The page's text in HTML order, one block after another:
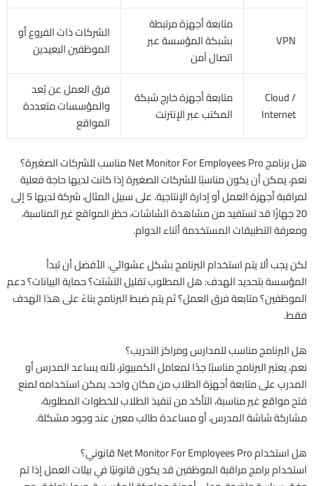
VPN
متابعة أجهزة مرتبطة
بشبكة المؤسسة عبر
اتصال آمن
الشركات ذات الفروع أو
الموظفين البعيدين
Cloud /
Internet
متابعة أجهزة خارج شبكة
المكتب عبر الإنترنت
فرق العمل عن بُعد
والمؤسسات متعددة
المواقع
هل برنامج Net Monitor For Employees Pro مناسب للشركات الصغيرة؟
نعم، يمكن أن يكون مناسبًا للشركات الصغيرة إذا كانت لديها حاجة فعلية
لمراقبة أجهزة العمل أو إدارة الإنتاجية. على سبيل المثال، شركة لديها 5 إلى
20 جهازًا قد تستفيد من مشاهدة الشاشات، حظر المواقع غير المناسبة،
ومعرفة التطبيقات المستخدمة أثناء الدوام.
لكن يجب ألا يتم استخدام البرنامج بشكل عشوائي. الأفضل أن تبدأ
المؤسسة بتحديد الهدف: هل المطلوب تقليل التشتت؟ حماية البيانات؟ دعم
الموظفين؟ متابعة فرق العمل؟ ثم يتم ضبط البرنامج بناءً على هذا الهدف
فقط.
هل البرنامج مناسب للمدارس ومراكز التدريب؟
نعم، يعتبر البرنامج مناسبًا جدًا لمعامل الكمبيوتر، لأنه يساعد المدرس أو
المدرب على متابعة أجهزة الطلاب من مكان واحد. يمكن استخدامه لمنع
فتح مواقع غير مناسبة، التأكد من تنفيذ الطلاب للخطوات المطلوبة،
مشاركة شاشة المدرس، أو مساعدة طالب معين عند وجود مشكلة.
هل استخدام Net Monitor For Employees Pro قانوني؟
استخدام برامج مراقبة الموظفين قد يكون قانونيًا في بيئات العمل إذا تم